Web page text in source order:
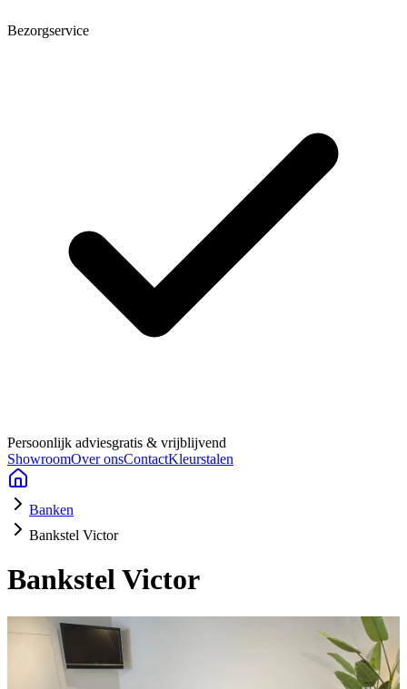
Bezorgservice
Persoonlijk adviesgratis & vrijblijvend
ShowroomOver onsContactKleurstalen
Banken
Bankstel Victor
Bankstel Victor